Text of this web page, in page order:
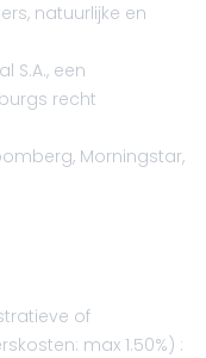
natuurlijke en
S.A., een
recht
Morningstar,
of
max 1.50%) :